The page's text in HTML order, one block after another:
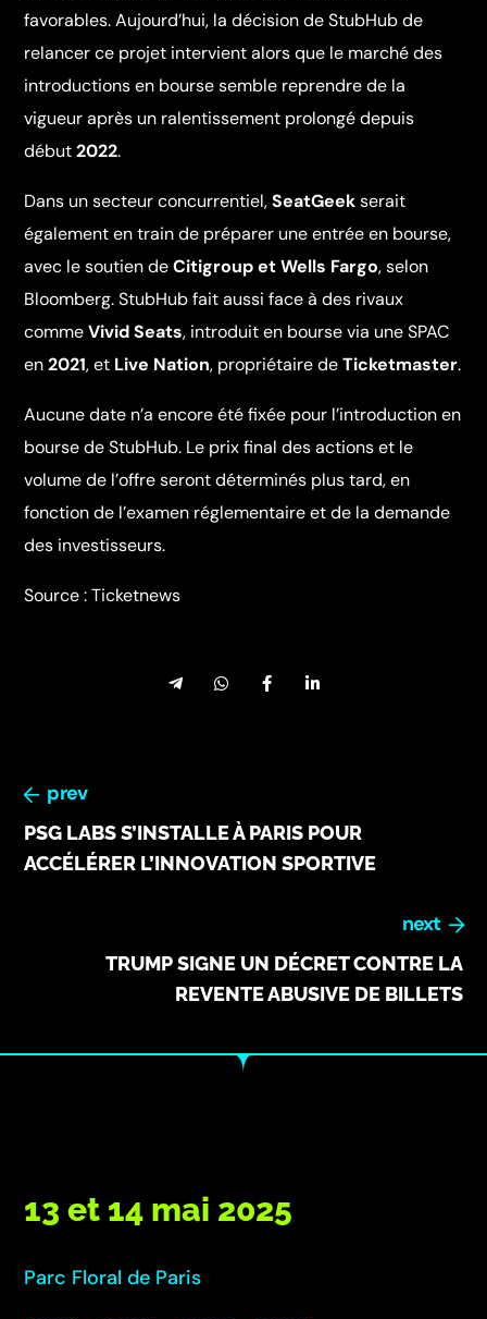
favorables. Aujourd’hui, la décision de StubHub de
relancer ce projet intervient alors que le marché des
introductions en bourse semble reprendre de la
vigueur après un ralentissement prolongé depuis
début2022.
Dans un secteur concurrentiel,SeatGeekserait
également en train de préparer une entrée en bourse,
avec le soutien deCitigroup et Wells Fargo, selon
Bloomberg. StubHub fait aussi face à des rivaux
commeVivid Seats, introduit en bourse via une SPAC
en2021, et Live Nation, propriétaire deTicketmaster.
Aucune date n’a encore été fixée pour l’introduction en
bourse de StubHub. Le prix final des actions et le
volume de l’offre seront déterminés plus tard, en
fonction de l’examen réglementaire et de la demande
des investisseurs.
Source : Ticketnews
prev
PSG LABS S’INSTALLE À PARIS POUR
ACCÉLÉRER L’INNOVATION SPORTIVE
next
TRUMP SIGNE UN DÉCRET CONTRE LA
REVENTE ABUSIVE DE BILLETS
13 et 14 mai 2025
Parc Floral de Paris